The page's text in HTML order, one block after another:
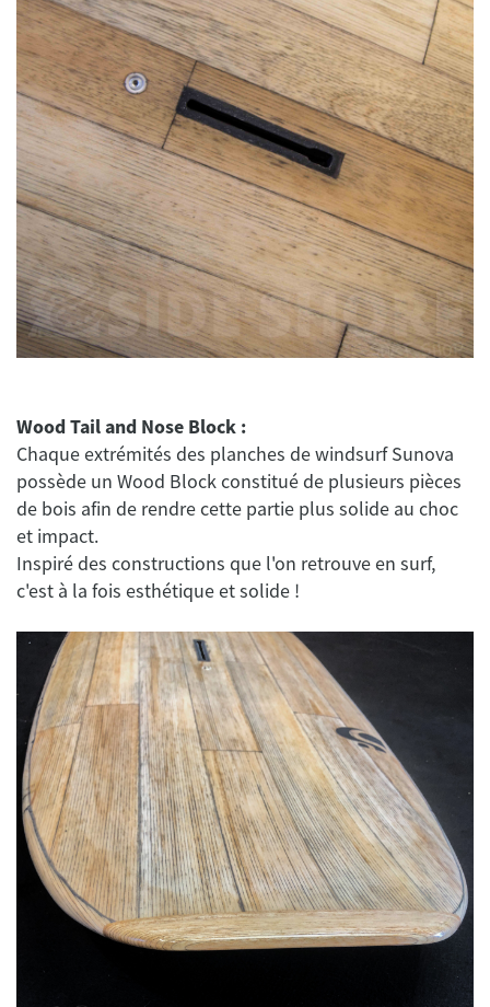
Wood Tail and Nose Block :
Chaque extrémités des planches de windsurf Sunova
possède un Wood Block constitué de plusieurs pièces
de bois afin de rendre cette partie plus solide au choc
et impact.
Inspiré des constructions que l'on retrouve en surf,